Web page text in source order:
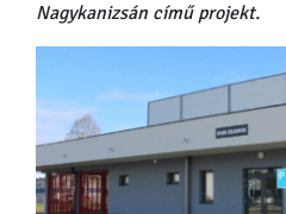
Nagykanizsán című projekt.